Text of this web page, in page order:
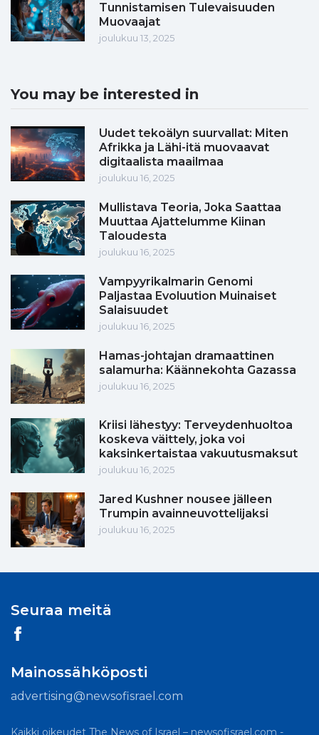
Tunnistamisen Tulevaisuuden
Muovaajat
joulukuu 13, 2025
You may be interested in
Uudet tekoälyn suurvallat: Miten
Afrikka ja Lähi-itä muovaavat
digitaalista maailmaa
joulukuu 16, 2025
Mullistava Teoria, Joka Saattaa
Muuttaa Ajattelumme Kiinan
Taloudesta
joulukuu 16, 2025
Vampyyrikalmarin Genomi
Paljastaa Evoluution Muinaiset
Salaisuudet
joulukuu 16, 2025
Hamas-johtajan dramaattinen
salamurha: Käännekohta Gazassa
joulukuu 16, 2025
Kriisi lähestyy: Terveydenhuoltoa
koskeva väittely, joka voi
kaksinkertaistaa vakuutusmaksut
joulukuu 16, 2025
Jared Kushner nousee jälleen
Trumpin avainneuvottelijaksi
joulukuu 16, 2025
Seuraa meitä
Mainossähköposti
advertising@newsofisrael.com
Kaikki oikeudet The News of Israel – newsofisrael.com -